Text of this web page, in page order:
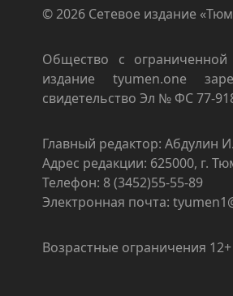
© 2026 Сетевое издание
Общество с ограниченной
издание tyumen.one
свидетельство Эл № ФС 77-
Главный редактор: Абдулин
Адрес редакции: 625000, г.
Телефон: 8 (3452)55-55-89
Электронная почта:
Возрастные ограничения 12+